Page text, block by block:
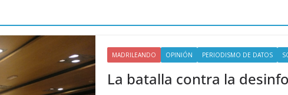
MADRILEANDO OPINIÓN PERIODISMO DE DATOS
La batalla contra la